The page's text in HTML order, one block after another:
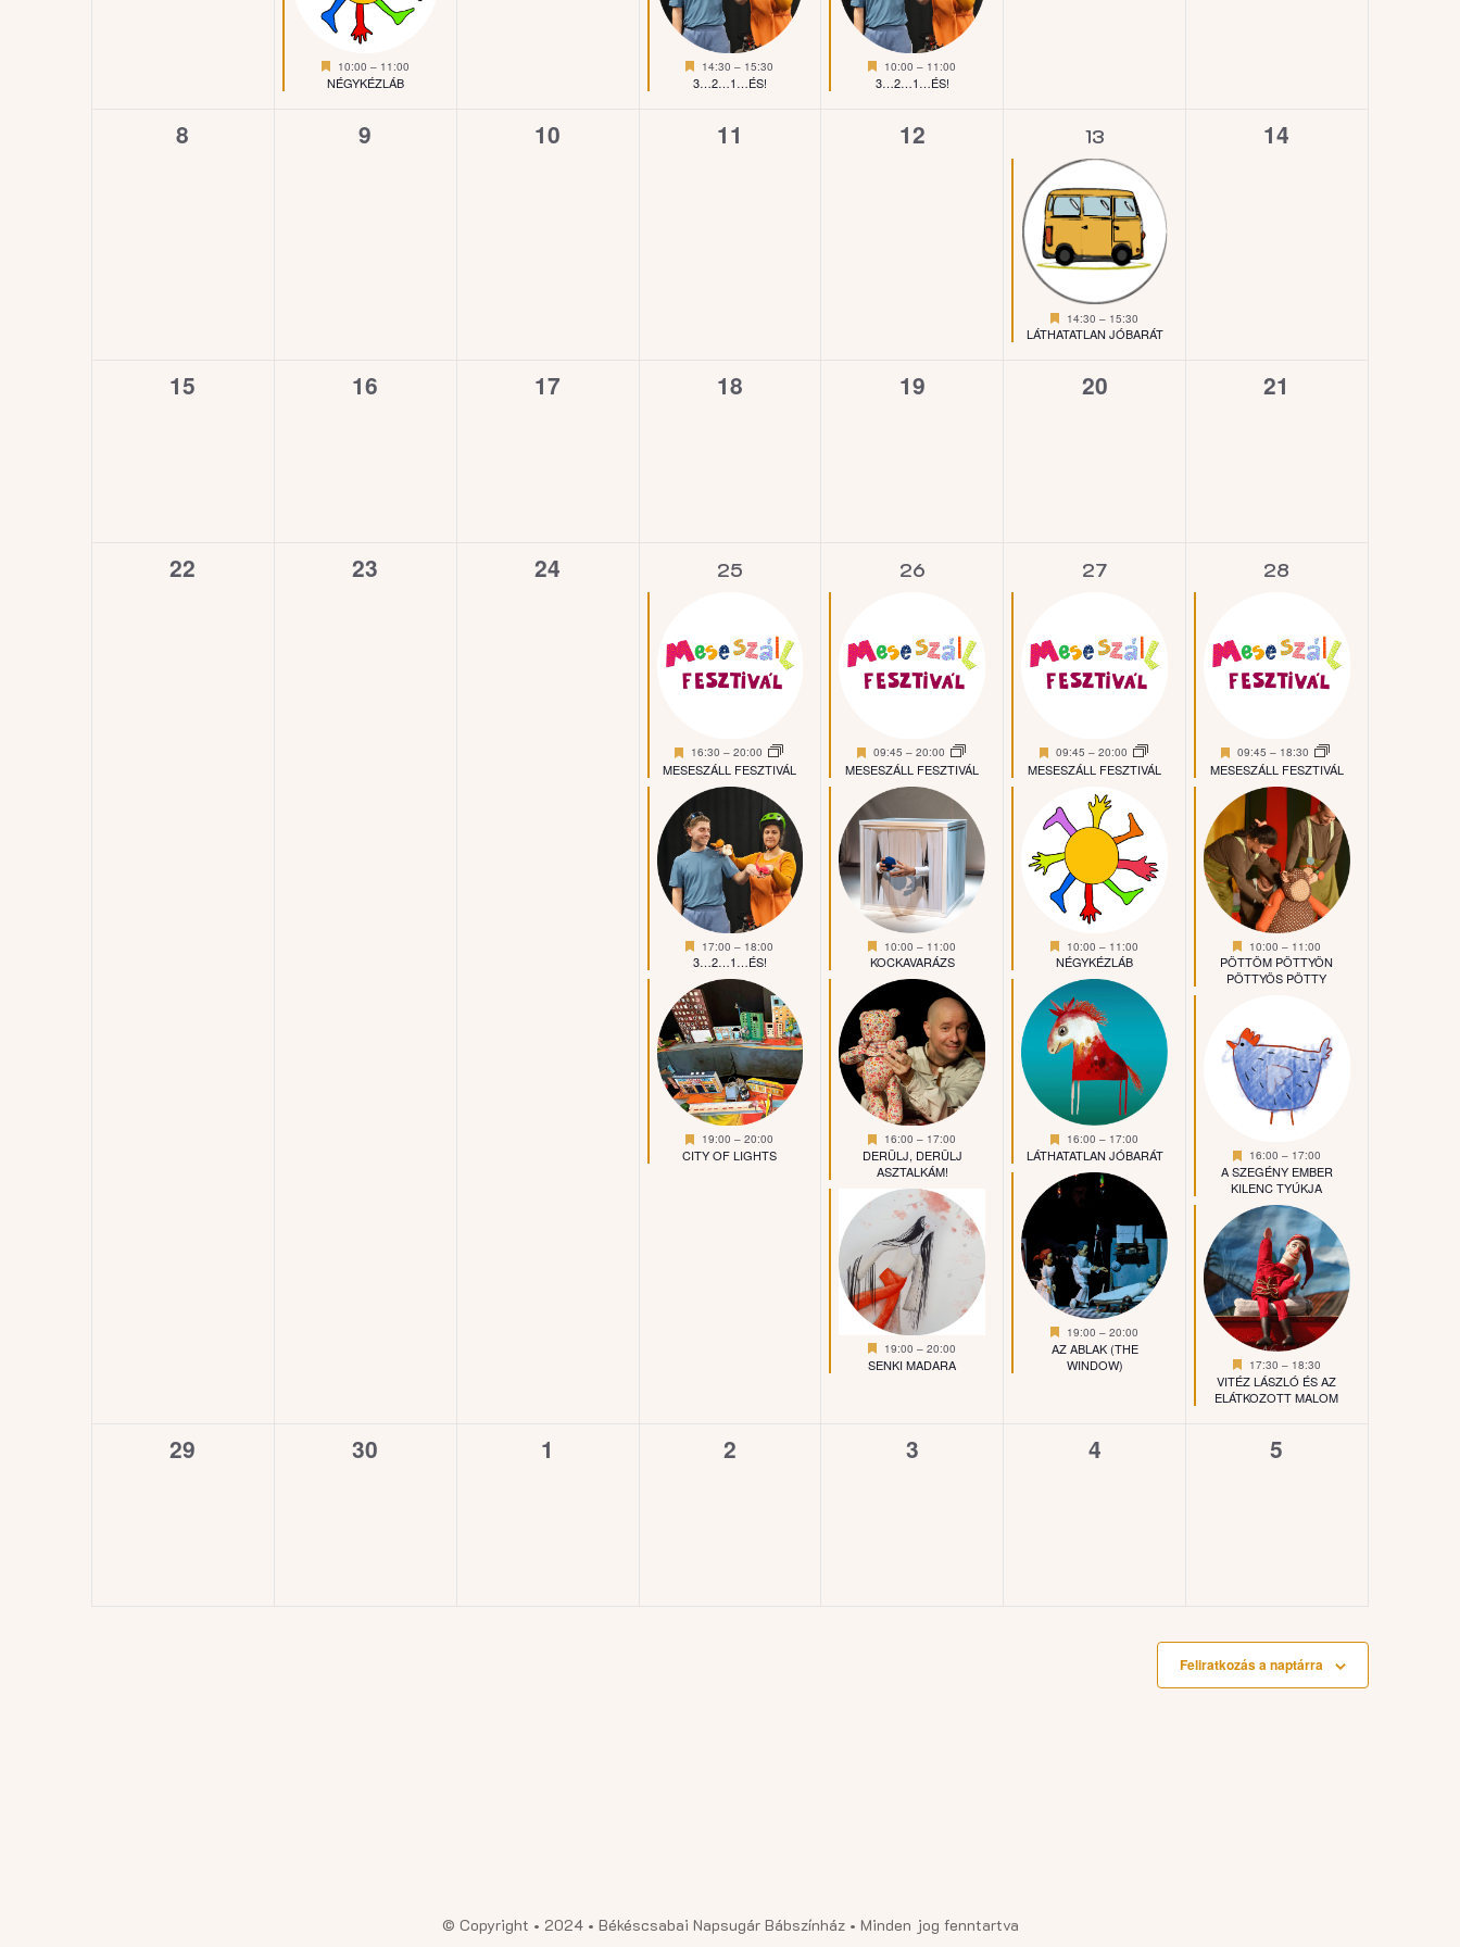
Kiemelt
10:00 – 11:00
NÉGYKÉZLÁB
Kiemelt
14:30– 15:30
3…2…1…ÉS!
Kiemelt
10:00– 11:00
3…2…1…ÉS!
0
8
0
9
0
10
0
11
0
12
1
esemény,
13
Kiemelt
14:30– 15:30
LÁTHATATLAN JÓBARÁT
0
14
0
15
0
16
0
17
0
18
0
19
0
20
0
21
0
22
0
23
0
24
3
25
Kiemelt
16:30 – 20:00
MESESZÁLL FESZTIVÁL
Kiemelt
17:00– 18:00
3…2…1…ÉS!
Kiemelt
19:00–20:00
CITY OF LIGHTS
4
26
Kiemelt
09:45 – 20:00
MESESZÁLL FESZTIVÁL
Kiemelt
10:00– 11:00
KOCKAVARÁZS
Kiemelt
16:00– 17:00
DERÜLJ, DERÜLJ
ASZTALKÁM!
Kiemelt
19:00–20:00
SENKI MADARA
4
27
Kiemelt
09:45 – 20:00
MESESZÁLL FESZTIVÁL
Kiemelt
10:00– 11:00
NÉGYKÉZLÁB
Kiemelt
16:00– 17:00
LÁTHATATLAN JÓBARÁT
Kiemelt
19:00–20:00
AZ ABLAK (THE
WINDOW)
4
28
Kiemelt
09:45– 18:30
MESESZÁLL FESZTIVÁL
Kiemelt
10:00 – 11:00
PÖTTÖM PÖTTYÖN
PÖTTYÖS PÖTTY
Kiemelt
16:00 – 17:00
A SZEGÉNY EMBER
KILENC TYÚKJA
Kiemelt
17:30 – 18:30
VITÉZ LÁSZLÓ ÉS AZ
ELÁTKOZOTT MALOM
0
29
0
30
0
1
0
2
0
3
0
4
0
5
Feliratkozás a naptárra
© Copyright • 2024 • Békéscsabai Napsugár Bábszínház • Minden jog fenntartva